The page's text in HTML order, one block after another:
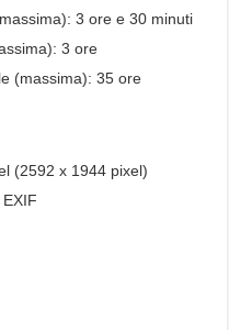
3 ore e 30 minuti
3 ore
(massima): 35 ore
(2592 x 1944 pixel)